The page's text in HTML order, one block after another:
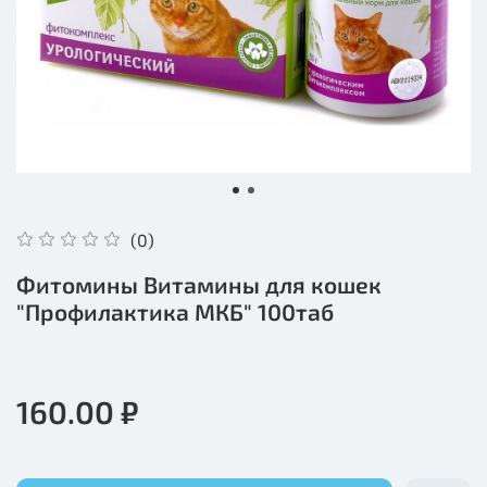
(0)
Фитомины Витамины для кошек
"Профилактика МКБ" 100таб
160.00 ₽